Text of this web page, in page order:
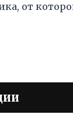
от